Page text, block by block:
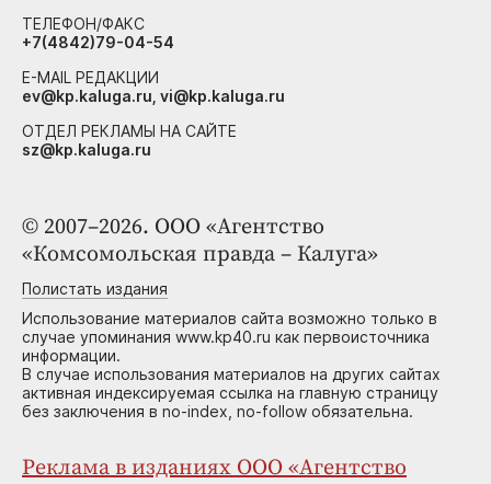
© 2007–2026. ООО «Агентство
«Комсомольская правда – Калуга»
Полистать издания
Использование материалов сайта возможно только в
случае упоминания www.kp40.ru как первоисточника
информации.
В случае использования материалов на других сайтах
активная индексируемая ссылка на главную страницу
без заключения в no-index, no-follow обязательна.
Реклама в изданиях ООО «Агентство
ТЕЛЕФОН/ФАКС
+7(4842)79-04-54
E-MAIL РЕДАКЦИИ
ev@kp.kaluga.ru, vi@kp.kaluga.ru
ОТДЕЛ РЕКЛАМЫ НА САЙТЕ
sz@kp.kaluga.ru